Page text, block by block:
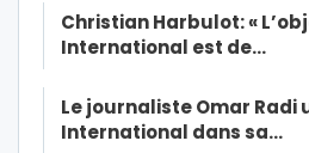
Christian Harbulot: «
International est de…
Le journaliste Omar Radi
International dans sa…